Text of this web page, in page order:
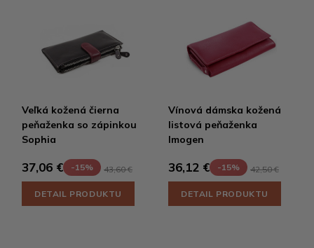
Veľká kožená čierna
peňaženka so zápinkou
Sophia
37,06 € -15% 43,60 €
DETAIL PRODUKTU
Vínová dámska kožená
listová peňaženka
Imogen
36,12 € -15% 42,50 €
DETAIL PRODUKTU